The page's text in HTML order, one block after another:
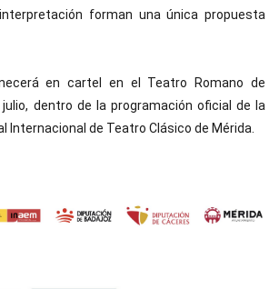
forman una única propuesta
en cartel en el Teatro Romano de
dentro de la programación oficial de la
Internacional de Teatro Clásico de Mérida.